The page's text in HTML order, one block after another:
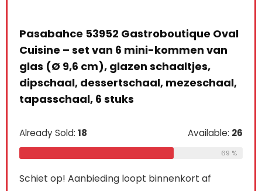
Gastroboutique Oval
mini-kommen van
schaaltjes,
mezeschaal,
Available:
loopt binnenkort af
Moritz & Moritz 5 x
met houten plank,
snackschalen,
kleine kommen als
snackschalen,
21
Schiet op! Aanbieding loopt